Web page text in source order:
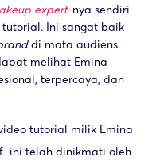
expert-nya sendiri
Ini sangat baik
di mata audiens.
melihat Emina
terpercaya, dan
tutorial milik Emina
ini telah dinikmati oleh